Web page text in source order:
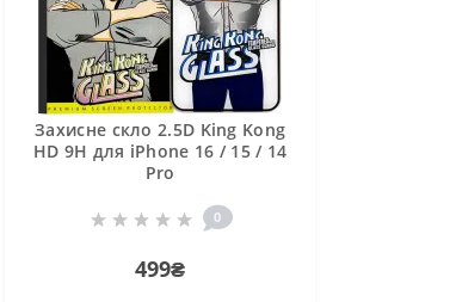
Захисне скло 2.5D King Kong
HD 9H для iPhone 16 / 15 / 14
Pro
0
499₴